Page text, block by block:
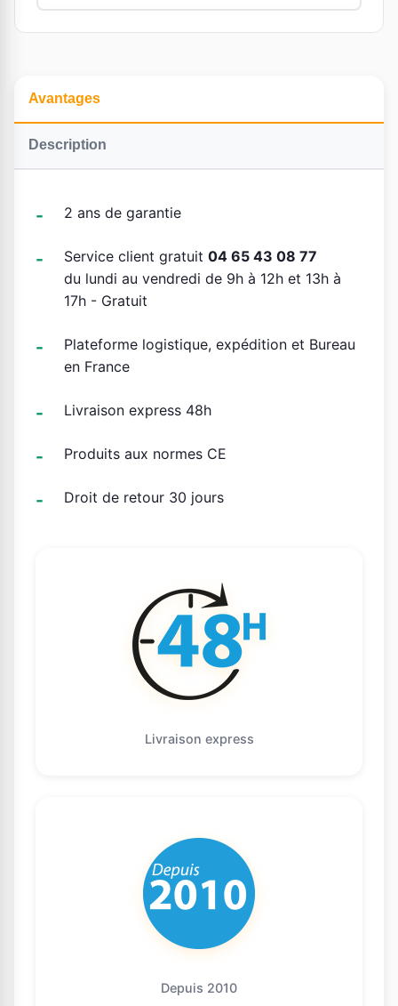
Avantages
Description
2 ans de garantie
Service client gratuit 04 65 43 08 77
du lundi au vendredi de 9h à 12h et 13h à
17h - Gratuit
Plateforme logistique, expédition et Bureau
en France
Livraison express 48h
Produits aux normes CE
Droit de retour 30 jours
Livraison express
Depuis 2010